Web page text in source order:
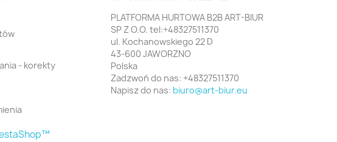
- korekty
PLATFORMA HURTOWA B2B ART-BIUR
SP Z O.O. tel:+48327511370
ul. Kochanowskiego 22 D
43-600 JAWORZNO
Polska
Zadzwoń do nas: +48327511370
Napisz do nas: biuro@art-biur.eu